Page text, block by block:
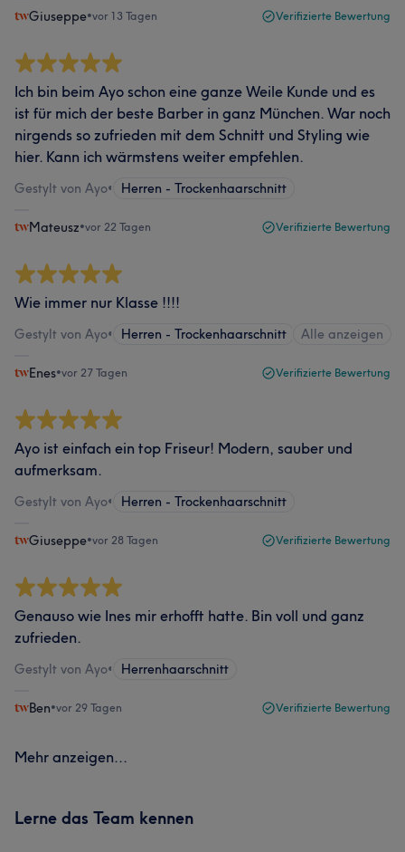
Giuseppe•vor 13 Tagen Verifizierte Bewertung
Ich bin beim Ayo schon eine ganze Weile Kunde und es
ist für mich der beste Barber in ganz München. War noch
nirgends so zufrieden mit dem Schnitt und Styling wie
hier. Kann ich wärmstens weiter empfehlen.
Gestylt von Ayo• Herren - Trockenhaarschnitt
Mateusz•vor 22 Tagen Verifizierte Bewertung
Wie immer nur Klasse !!!!
Gestylt von Ayo• Herren - Trockenhaarschnitt Alle anzeigen
Enes•vor 27 Tagen Verifizierte Bewertung
Ayo ist einfach ein top Friseur! Modern, sauber und
aufmerksam.
Gestylt von Ayo• Herren - Trockenhaarschnitt
Giuseppe•vor 28 Tagen Verifizierte Bewertung
Genauso wie Ines mir erhofft hatte. Bin voll und ganz
zufrieden.
Gestylt von Ayo• Herrenhaarschnitt
Ben•vor 29 Tagen Verifizierte Bewertung
Mehr anzeigen...
Lerne das Team kennen